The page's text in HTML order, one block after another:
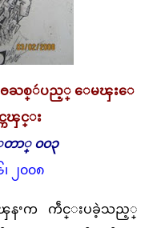
ႎႀစ္ဴပည့္ ေမၾးေ
ကၾင္း
ာ္ ၀၀၃
၂၀၀၈
နႚက ကဵင္းပခဲ့သည့္